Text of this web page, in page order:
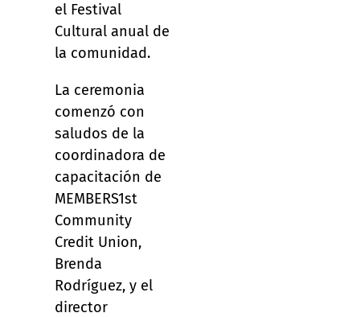
el Festival
Cultural anual de
la comunidad.
La ceremonia
comenzó con
saludos de la
coordinadora de
capacitación de
MEMBERS1st
Community
Credit Union,
Brenda
Rodríguez, y el
director